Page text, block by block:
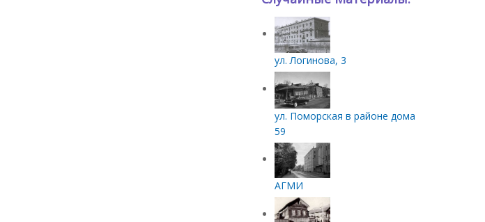
ул. Логинова, 3
ул. Поморская в районе дома
59
АГМИ